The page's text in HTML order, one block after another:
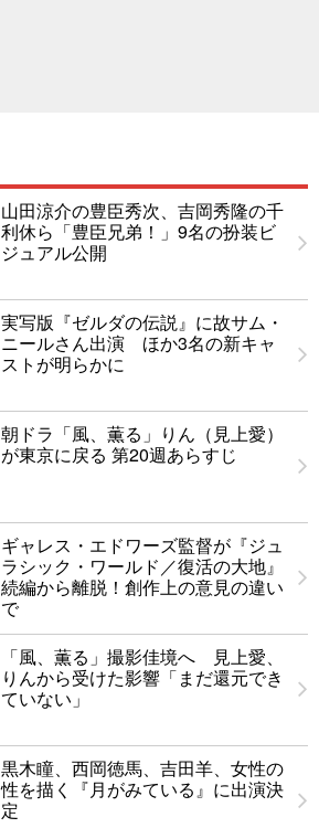
山田涼介の豊臣秀次、吉岡秀隆の千
利休ら「豊臣兄弟！」9名の扮装ビ
ジュアル公開
実写版『ゼルダの伝説』に故サム・
ニールさん出演 ほか3名の新キャ
ストが明らかに
朝ドラ「風、薫る」りん（見上愛）
が東京に戻る 第20週あらすじ
ギャレス・エドワーズ監督が『ジュ
ラシック・ワールド／復活の大地』
続編から離脱！創作上の意見の違い
で
「風、薫る」撮影佳境へ 見上愛、
りんから受けた影響「まだ還元でき
ていない」
黒木瞳、西岡徳馬、吉田羊、女性の
性を描く『月がみている』に出演決
定